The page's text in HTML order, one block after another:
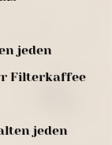
jeden
Filterkaffee
jeden